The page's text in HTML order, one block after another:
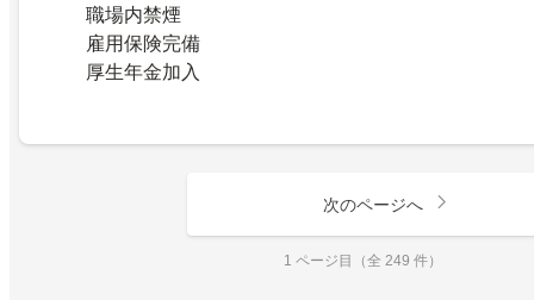
職場内禁煙
雇用保険完備
厚生年金加入
次のページへ
1 ページ目（全 249 件）